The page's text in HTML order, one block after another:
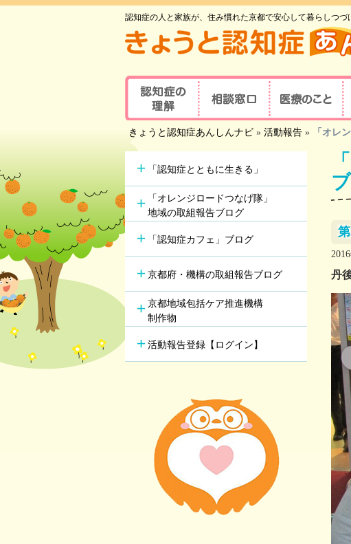
認知症の人と家族が、住み慣れた京都で安心して暮らしつづ
認知症の理解
認知症とは
主な原因疾患
症状と対応方法
セルフチェックシート
相談窓口
京都府認知症
事業所
地域包括支援センター
認知症の方やその家族の
認知症初期集中支援
チーム
認知症高齢者等
行方不明時の早期発見
若年性認知症支援チーム
（おれんじブリッジ）
医療のこと
医療の重要性
認知症の診察・診
可能な医療機関を
認知症対応力向上
受講者（医療関係
認知症疾患医療セ
学会が認定する専
アルツハイマー型
の新しい治療薬
きょうと認知症あんしんナビ » 活動報告 » 「オレ
丹
「認知症とともに生きる」
「オレンジロードつなげ隊」
地域の取組報告ブログ
「認知症カフェ」ブログ
京都府・機構の取組報告ブログ
京都地域包括ケア推進機構
制作物
活動報告登録【ログイン】